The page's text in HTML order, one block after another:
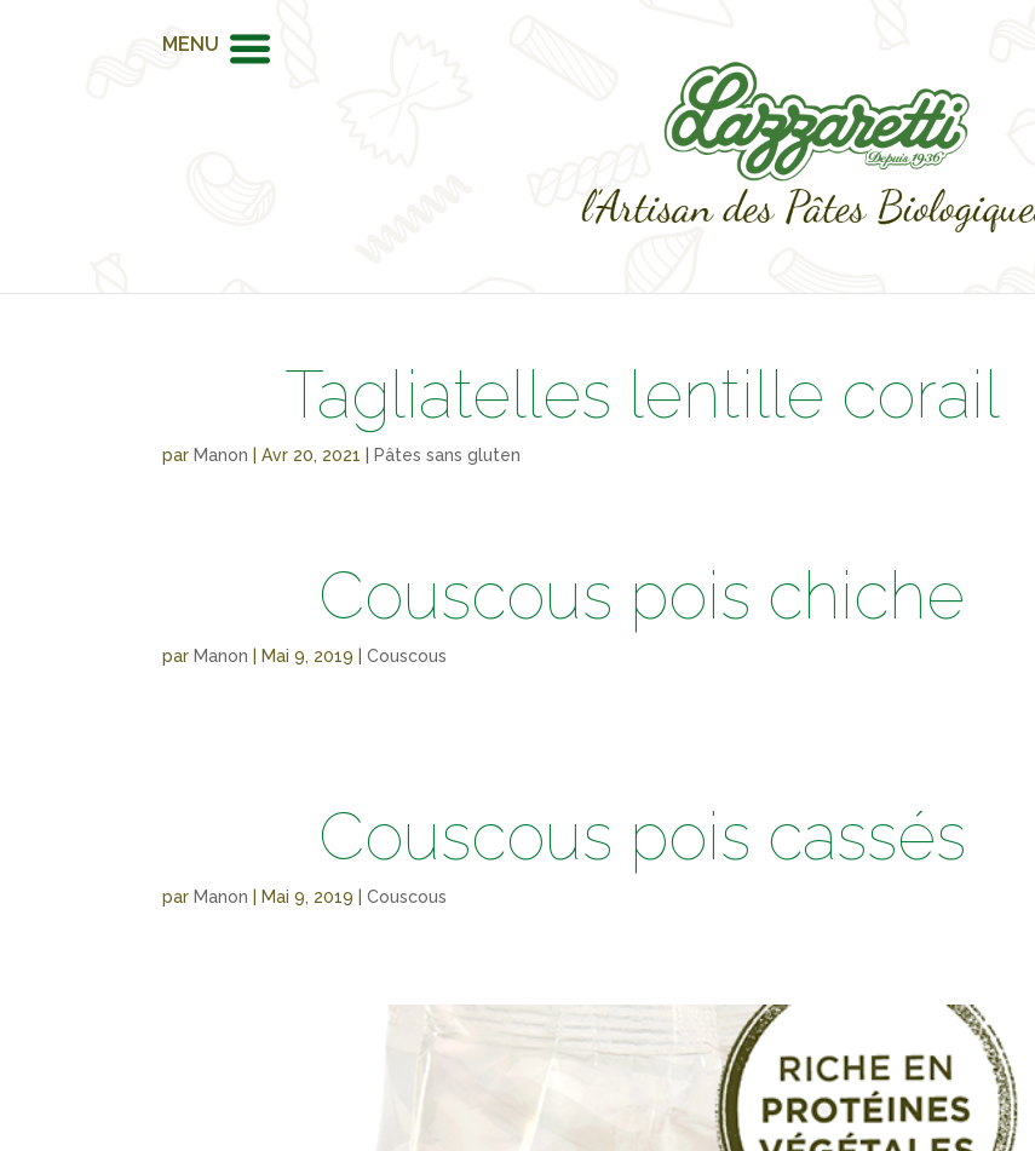
MENU
Tagliatelles lentille corail
par Manon |Avr 20, 2021 Pâtes sans gluten
Couscous pois chiche
par Manon Mai 9, 2019 |Couscous
Couscous pois cassés
par Manon Mai 9, 2019 |Couscous